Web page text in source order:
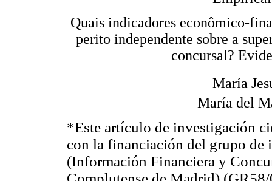
Quais indicadores econômico-
perito independente sobre a
concursal?
María
María del
*Este artículo de investigación
con la financiación del grupo
(Información Financiera y